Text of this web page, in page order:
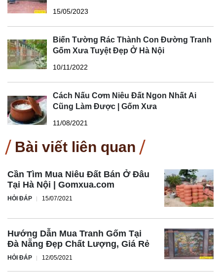
15/05/2023
Biến Tường Rác Thành Con Đường Tranh
Gốm Xưa Tuyệt Đẹp Ở Hà Nội
10/11/2022
Cách Nấu Cơm Niêu Đất Ngon Nhất Ai
Cũng Làm Được | Gốm Xưa
11/08/2021
Bài viết liên quan
Cần Tìm Mua Niêu Đất Bán Ở Đâu
Tại Hà Nội | Gomxua.com
HỎI ĐÁP 15/07/2021
Hướng Dẫn Mua Tranh Gốm Tại
Đà Nẵng Đẹp Chất Lượng, Giá Rẻ
HỎI ĐÁP 12/05/2021